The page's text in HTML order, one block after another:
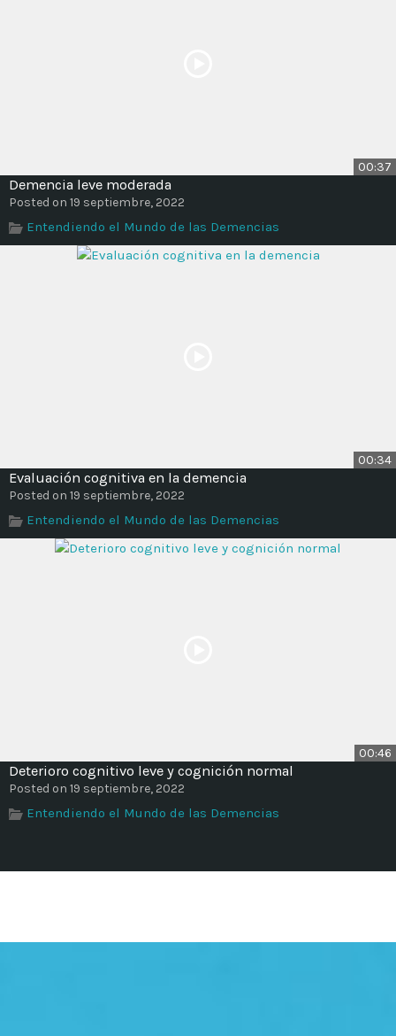
00:37
Demencia leve moderada
Posted on 19 septiembre, 2022
Entendiendo el Mundo de las Demencias
00:34
Evaluación cognitiva en la demencia
Posted on 19 septiembre, 2022
Entendiendo el Mundo de las Demencias
00:46
Deterioro cognitivo leve y cognición normal
Posted on 19 septiembre, 2022
Entendiendo el Mundo de las Demencias